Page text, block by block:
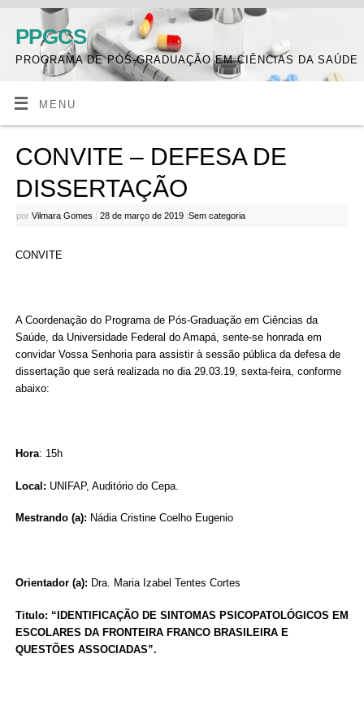
PPGCS
PROGRAMA DE PÓS-GRADUAÇÃO EM CIÊNCIAS DA SAÚDE
MENU
CONVITE – DEFESA DE
DISSERTAÇÃO
por Vilmara Gomes | 28 de março de 2019 |Sem categoria
CONVITE
A Coordenação do Programa de Pós-Graduação em Ciências da
Saúde, da Universidade Federal do Amapá, sente-se honrada em
convidar Vossa Senhoria para assistir à sessão pública da defesa de
dissertação que será realizada no dia 29.03.19, sexta-feira, conforme
abaixo:
Hora: 15h
Local: UNIFAP, Auditório do Cepa.
Mestrando (a): Nádia Cristine Coelho Eugenio
Orientador (a): Dra. Maria Izabel Tentes Cortes
Titulo: “IDENTIFICAÇÃO DE SINTOMAS PSICOPATOLÓGICOS EM
ESCOLARES DA FRONTEIRA FRANCO BRASILEIRA E
QUESTÕES ASSOCIADAS”.